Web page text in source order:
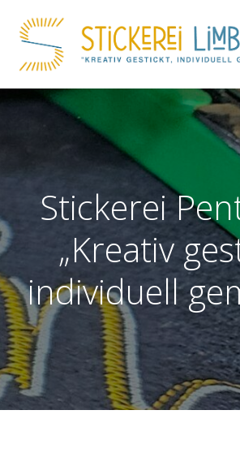
Inhalt
springen
Stickerei
„Kreativ
individuell